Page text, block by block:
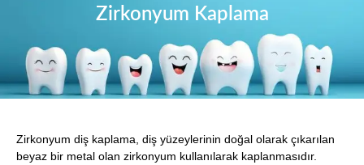
Zirkonyum Kaplama
Zirkonyum diş kaplama, diş yüzeylerinin doğal olarak çıkarılan
beyaz bir metal olan zirkonyum kullanılarak kaplanmasıdır.